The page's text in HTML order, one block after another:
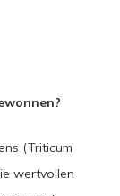
(Triticum
wertvollen